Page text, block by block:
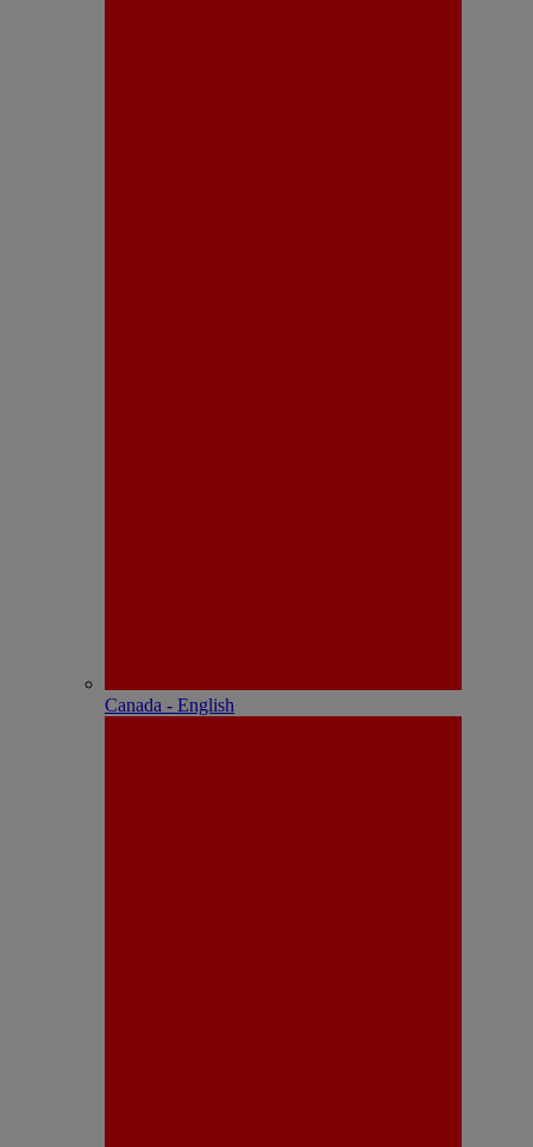
Canada - English